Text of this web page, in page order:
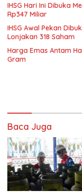
IHSG Hari Ini Dibuka
Rp347 Miliar
IHSG Awal Pekan
Lonjakan 318 Saham
Harga Emas Antam
Gram
Baca Juga